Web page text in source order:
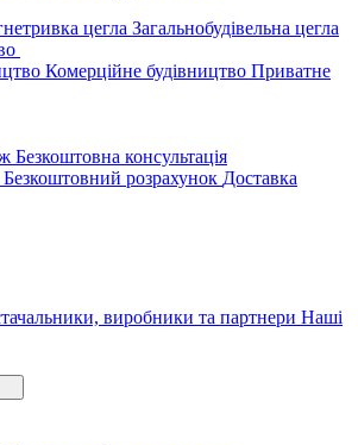
цегла Загальнобудівельна цегла
Комерційне будівництво Приватне
Безкоштовна консультація
Безкоштовний розрахунок Доставка
виробники та партнери Наші